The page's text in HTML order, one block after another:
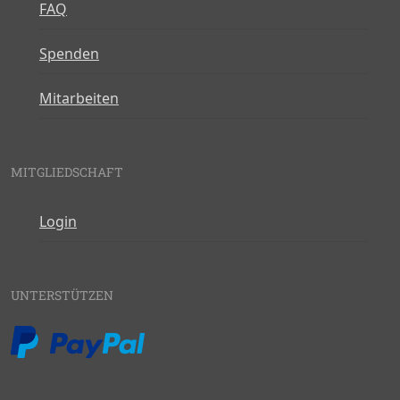
FAQ
Spenden
Mitarbeiten
MITGLIEDSCHAFT
Login
UNTERSTÜTZEN